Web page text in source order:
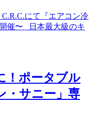
にて『エアコン冷
催〜 日本最大級のキ
！ポータブル
・サニー」専